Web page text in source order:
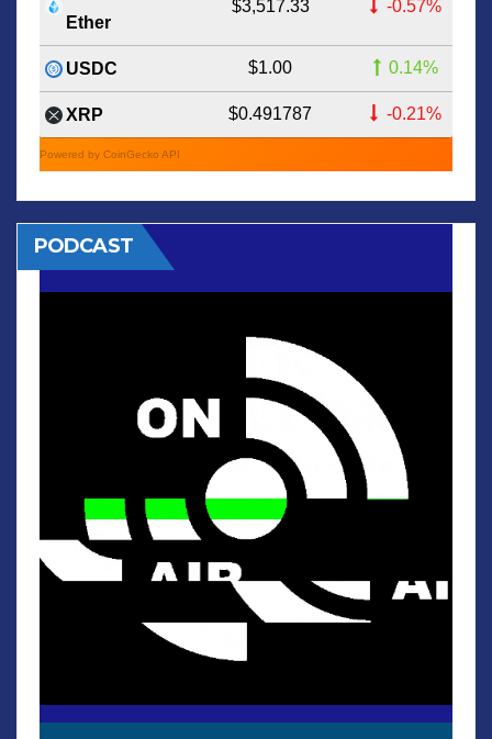
Ether
$3,517.33 -0.57%
USDC $1.00 0.14%
XRP $0.491787 -0.21%
Powered by CoinGecko API
PODCAST